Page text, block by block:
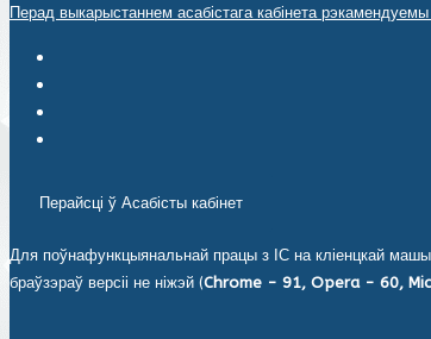
Перад выкарыстаннем асабістага кабінета
Перайсці ў Асабісты кабінет
Для поўнафункцыянальнай працы з ІС на кліенцкай
браўзэраў версіі не ніжэй (Chrome - 91, Opera - 60,